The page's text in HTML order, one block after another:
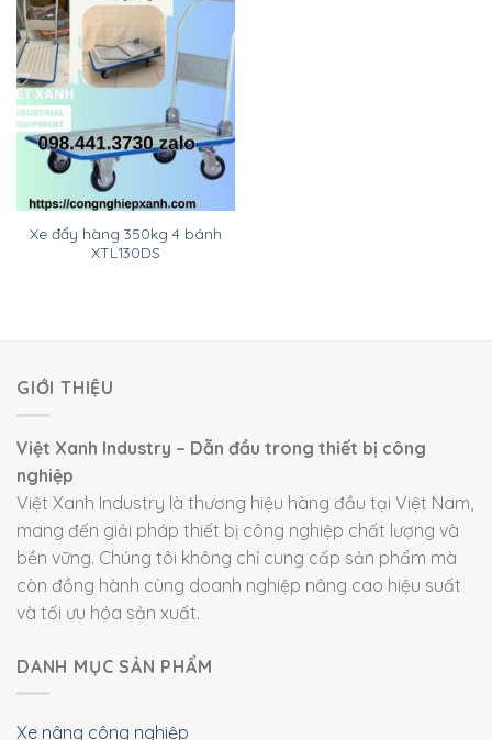
Xe đẩy hàng 350kg 4 bánh
XTL130DS
GIỚI THIỆU
Việt Xanh Industry – Dẫn đầu trong thiết bị công
nghiệp
Việt Xanh Industry là thương hiệu hàng đầu tại Việt Nam,
mang đến giải pháp thiết bị công nghiệp chất lượng và
bền vững. Chúng tôi không chỉ cung cấp sản phẩm mà
còn đồng hành cùng doanh nghiệp nâng cao hiệu suất
và tối ưu hóa sản xuất.
DANH MỤC SẢN PHẨM
Xe nâng công nghiệp